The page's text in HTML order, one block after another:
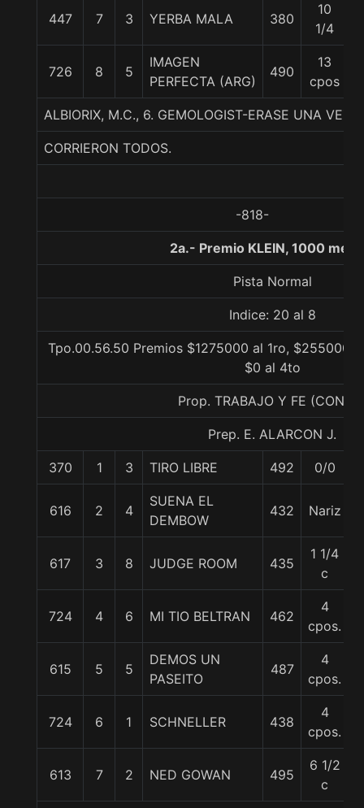
447 7 3 YERBA MALA 380
10
1/4
726 8 5
IMAGEN
PERFECTA (ARG)
490
13
cpos
ALBIORIX, M.C., 6. GEMOLOGIST-ERASE UNA VEZ-
CORRIERON TODOS.
-818-
2a.- Premio KLEIN, 1000
Pista Normal
Indice: 20 al 8
Tpo.00.56.50 Premios $1275000 al 1ro, $255000
$0 al 4to
Prop. TRABAJO Y FE
Prep. E. ALARCON J.
370 1 3 TIRO LIBRE 492 0/0
616 2 4
SUENA EL
DEMBOW
432 Nariz
617 3 8 JUDGE ROOM 435
1 1/4
c
724 4 6 MI TIO BELTRAN 462
4
cpos.
615 5 5
DEMOS UN
PASEITO
487
4
cpos.
724 6 1 SCHNELLER 438
4
cpos.
613 7 2 NED GOWAN 495
6 1/2
c